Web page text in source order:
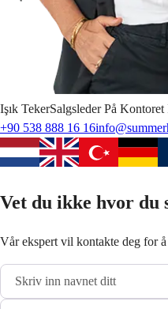
Işık TekerSalgsleder På
+90 538 888 16 16
Vet du ikke hvor du
Vår ekspert vil kontakte deg for